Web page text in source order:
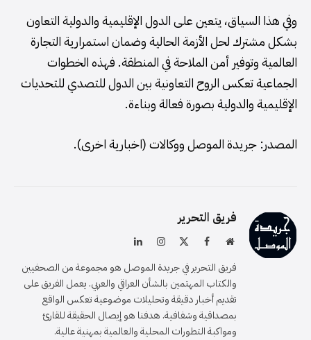
وفي هذا السياق، يتعين على الدول الإقليمية والدولية التعاون
بشكل مشترك لحل الأزمة الحالية وضمان استمرارية التجارة
العالمية وتوفير أمن الملاحة في المنطقة. فهذه الخطوات
الجماعية تعكس الروح التعاونية بين الدول للتصدي للتحديات
الإقليمية والدولية بصورة فعالة وبناءة.
المصدر: جريدة الموصل ووكالات (اخبارية اخرى).
فريق التحرير
موقعفيسبوك الانستغرام
لينكدإن
فريق التحرير في جريدة الموصل هو مجموعة من الصحفيين
والكتاب المهتمين بالشأن العراقي والعربي. يعمل الفريق على
تقديم أخبار دقيقة وتحليلات موضوعية تعكس الواقع
بمصداقية وشفافية. هدفنا هو إيصال الحقيقة للقارئ
ومواكبة التطورات المحلية والعالمية بمهنية عالية.